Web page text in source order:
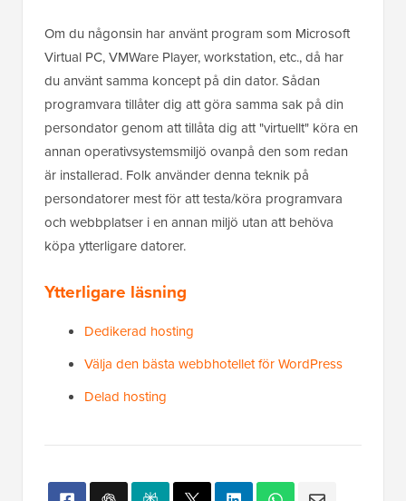
Om du någonsin har använt program som Microsoft
Virtual PC, VMWare Player, workstation, etc., då har
du använt samma koncept på din dator. Sådan
programvara tillåter dig att göra samma sak på din
persondator genom att tillåta dig att "virtuellt" köra en
annan operativsystemsmiljö ovanpå den som redan
är installerad. Folk använder denna teknik på
persondatorer mest för att testa/köra programvara
och webbplatser i en annan miljö utan att behöva
köpa ytterligare datorer.
Ytterligare läsning
Dedikerad hosting
Välja den bästa webbhotellet för WordPress
Delad hosting